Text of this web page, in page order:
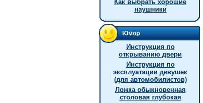
Как выбрать хорошие
наушники
Юмор
Инструкция по
открыванию двери
Инструкция по
эксплуатации девушек
(для автомобилистов)
Ложка обыкновенная
столовая глубокая